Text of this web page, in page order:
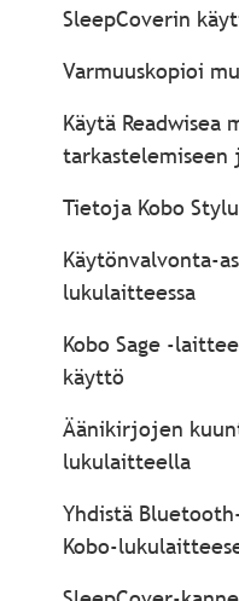
SleepCoverin
Varmuuskopioi
Käytä Readwisea
tarkastelemiseen
Tietoja Kobo
Käytönvalvonta-
lukulaitteessa
Kobo Sage -
käyttö
Äänikirjojen
lukulaitteella
Yhdistä
Kobo-